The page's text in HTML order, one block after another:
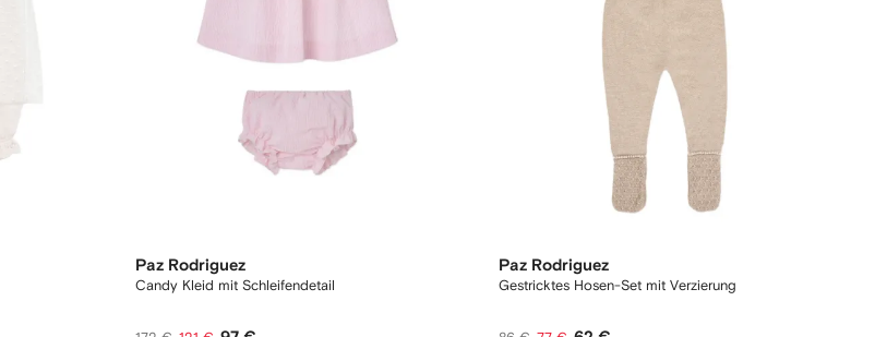
Paz Rodriguez
Candy Kleid mit Schleifendetail
Paz Rodriguez
Gestricktes Hosen-Set mit Verzierung